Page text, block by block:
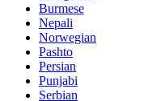
Burmese
Nepali
Norwegian
Pashto
Persian
Punjabi
Serbian